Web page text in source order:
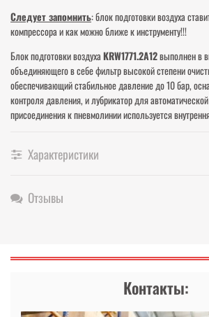
Следует запомнить: блок подготовки воздуха
компрессора и как можно ближе к инструменту!!!
Блок подготовки воздухаKRW1771.2A12выполнен в
объединяющего в себе фильтр высокой степени
обеспечивающий стабильное давление до 10 бар,
контроля давления, и лубрикатор для
присоединения к пневмолинии используется
Характеристики
Отзывы
Контакты: